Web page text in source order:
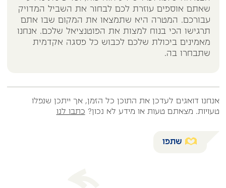
שאתם אוספים עוזרת לכם לבחור את השביל המדויק
עבורכם. המטרה היא שתמצאו את המקום שבו אתם
תרגישו הכי בנוח למצות את הפוטנציאל שלכם. אנחנו
מאמינים ביכולת שלכם לכבוש כל פסגה אקדמית
שתבחרו בה.
אנחנו דואגים לעדכן את התוכן כל הזמן, אך ייתכן שנפלו
טעויות. מצאתם טעות או מידע לא נכון? כתבו לנו
שתפו